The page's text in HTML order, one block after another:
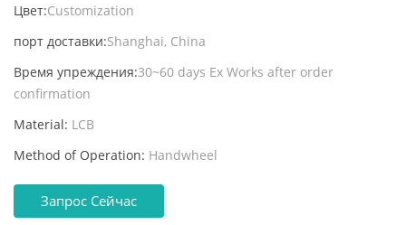
Цвет:Customization
порт доставки:Shanghai, China
Время упреждения:30~60 days Ex Works after order
confirmation
Material: LCB
Method of Operation: Handwheel
Запрос Сейчас